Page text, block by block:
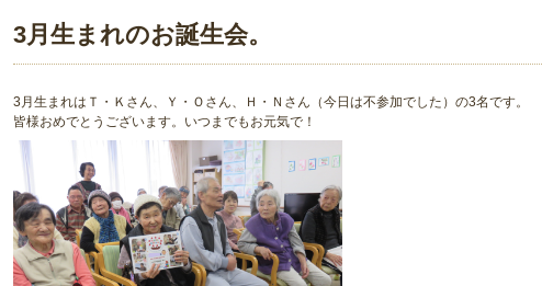
3月生まれのお誕生会。
3月生まれはＴ・Ｋさん、Ｙ・Ｏさん、Ｈ・Ｎさん（今日は不参加でした）の3名です。
皆様おめでとうございます。いつまでもお元気で！